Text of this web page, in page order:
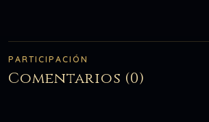
PARTICIPACIÓN
Comentarios (0)